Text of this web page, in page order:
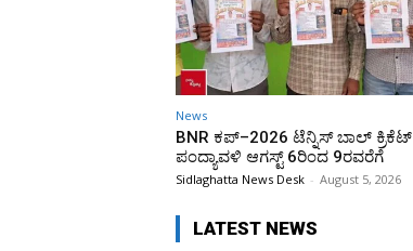
News
BNR ಕಪ್–2026 ಟೆನ್ನಿಸ್ ಬಾಲ್ ಕ್ರಿಕೆಟ್
ಪಂದ್ಯಾವಳಿ ಆಗಸ್ಟ್ 6ರಿಂದ 9ರವರೆಗೆ
Sidlaghatta News Desk - August 5, 2026
LATEST NEWS